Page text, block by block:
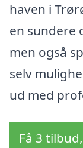
haven i
en sundere
men også
selv
ud med
Få 3